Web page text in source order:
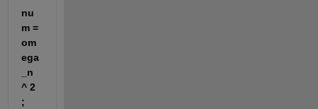
nu
m =
om
ega
_n
^ 2
;